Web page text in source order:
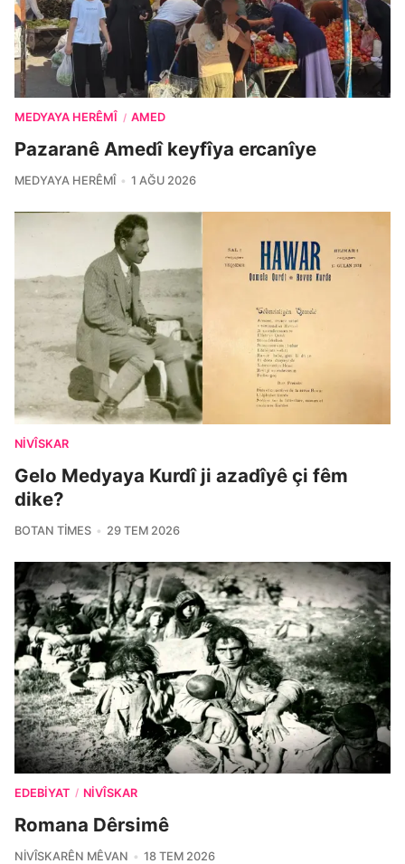
MEDYAYA HERÊMÎ / AMED
Pazaranê Amedî keyfîya ercanîye
MEDYAYA HERÊMÎ 1 AĞU 2026
NIVÎSKAR
Gelo Medyaya Kurdî ji azadîyê çi fêm
dike?
BOTAN TIMES 29 TEM 2026
EDEBIYAT / NIVÎSKAR
Romana Dêrsimê
NIVÎSKARÊN MÊVAN 18 TEM 2026